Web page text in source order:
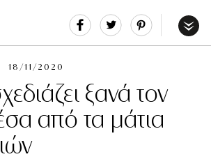
Share Tweet
18/11/2020
ξανά τον
από τα μάτια